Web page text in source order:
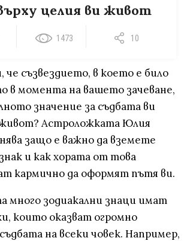
целия ви живот
1473 10
че съзвездието, в което е било
в момента на вашето зачеване,
значение за съдбата ви
Астроложката Юлия
защо е важно да вземете
и как хората от това
кармично да оформят пътя ви.
много зодиакални знаци имат
които оказват огромно
на всеки човек. Например,